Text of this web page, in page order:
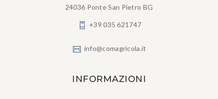
24036 Ponte San Pietro BG
+39 035 621747
info@comagricola.it
INFORMAZIONI